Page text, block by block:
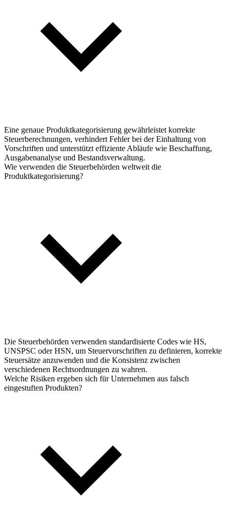
Eine genaue Produktkategorisierung gewährleistet korrekte
Steuerberechnungen, verhindert Fehler bei der Einhaltung von
Vorschriften und unterstützt effiziente Abläufe wie Beschaffung,
Ausgabenanalyse und Bestandsverwaltung.
Wie verwenden die Steuerbehörden weltweit die
Produktkategorisierung?
Die Steuerbehörden verwenden standardisierte Codes wie HS,
UNSPSC oder HSN, um Steuervorschriften zu definieren, korrekte
Steuersätze anzuwenden und die Konsistenz zwischen
verschiedenen Rechtsordnungen zu wahren.
Welche Risiken ergeben sich für Unternehmen aus falsch
eingestuften Produkten?